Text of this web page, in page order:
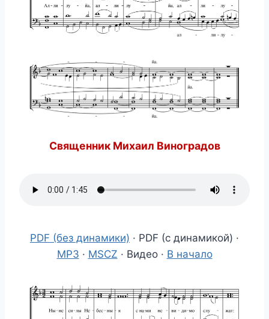
Священник Михаил Виноградов
PDF (без динамики) · PDF (с динамикой) ·
MP3 · MSCZ · Видео · В начало